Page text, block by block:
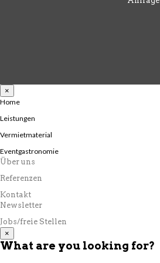
×
Home
Leistungen
Vermietmaterial
Eventgastronomie
Über uns
Referenzen
Kontakt
Newsletter
Jobs/freie Stellen
×
What are you looking for?